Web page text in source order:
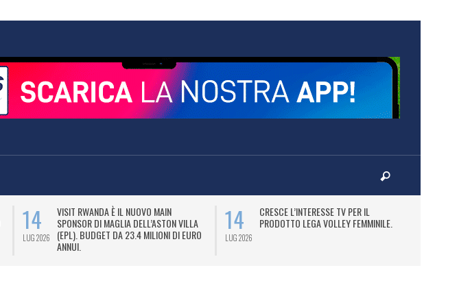
14
LUG 2026
VISIT RWANDA È IL NUOVO MAIN
SPONSOR DI MAGLIA DELL’ASTON VILLA
(EPL). BUDGET DA 23.4 MILIONI DI EURO
ANNUI.
14
LUG 2026
CRESCE L’INTERESSE TV PER IL
PRODOTTO LEGA VOLLEY FEMMINILE.